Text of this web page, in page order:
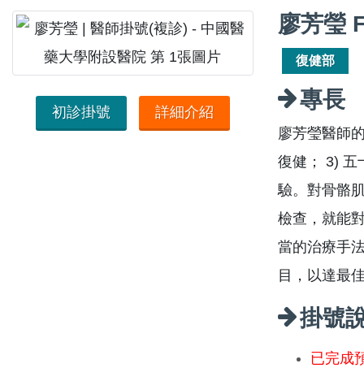
初診掛號 詳細介紹
廖芳瑩
復健部
專長
廖芳瑩醫師
復健； 3) 五
驗。對骨骼
檢查，就能
當的治療手
目，以達最
掛號
已完成